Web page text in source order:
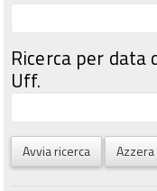
Ricerca per data
Uff.
Avvia ricerca